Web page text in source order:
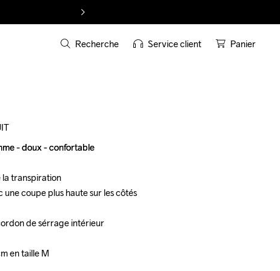
Recherche Service client Panier
- doux - confortable
la transpiration
une coupe plus haute sur les côtés
de sérrage intérieur
en taille M
- doux - confortable
la transpiration
une coupe plus haute sur les côtés
de sérrage intérieur
en taille M